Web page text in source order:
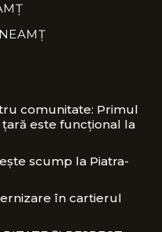
comunitate: Primul
este funcțional la
scump la Piatra-
în cartierul